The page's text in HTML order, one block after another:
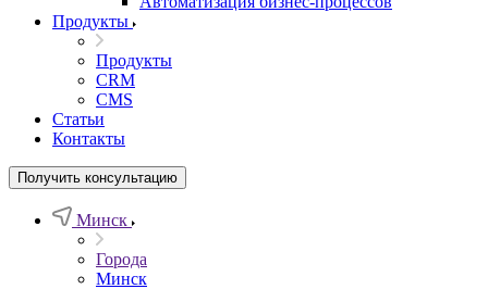
Продукты
Продукты
CRM
CMS
Статьи
Контакты
Получить консультацию
Минск
Города
Минск